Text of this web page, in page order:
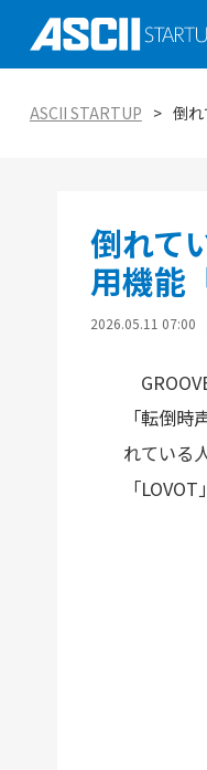
ASCII STARTUP 倒
倒れて
用機能
2026.05.11 07:00
「転倒
れている
「